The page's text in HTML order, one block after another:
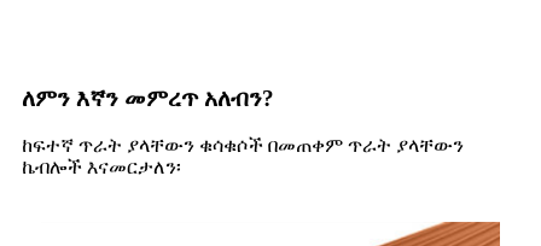
ለምን እኛን መምረጥ አለብን?
ከፍተኛ ጥራት ያላቸውን ቁሳቁሶች በመጠቀም ጥራት ያላቸውን
ኬብሎች እናመርታለን፡